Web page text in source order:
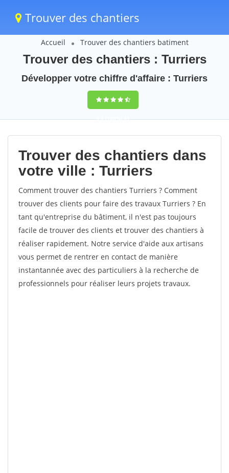
Trouver des chantiers
Accueil Trouver des chantiers batiment
Trouver des chantiers : Turriers
Développer votre chiffre d'affaire : Turriers
9,5(100%)41
votes
Trouver des chantiers dans
votre ville : Turriers
Comment trouver des chantiers Turriers ? Comment
trouver des clients pour faire des travaux Turriers ? En
tant qu'entreprise du bâtiment, il n'est pas toujours
facile de trouver des clients et trouver des chantiers à
réaliser rapidement. Notre service d'aide aux artisans
vous permet de rentrer en contact de manière
instantannée avec des particuliers à la recherche de
professionnels pour réaliser leurs projets travaux.